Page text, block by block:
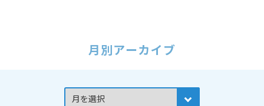
月別アーカイブ